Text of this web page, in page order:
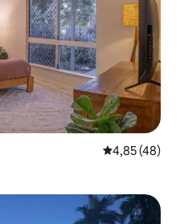
Évaluation
4,85 (48)